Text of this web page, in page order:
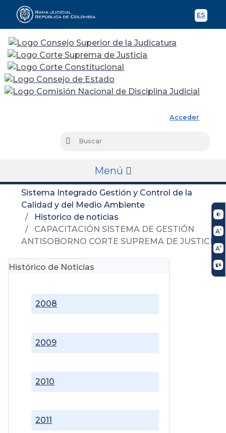
ES
Acceder
Buscar
Menú
Sistema Integrado Gestión y Control de la
Calidad y del Medio Ambiente
Historico de noticias
CAPACITACIÓN SISTEMA DE GESTIÓN
ANTISOBORNO CORTE SUPREMA DE JUSTICIA
Histórico de Noticias
2008
2009
2010
2011